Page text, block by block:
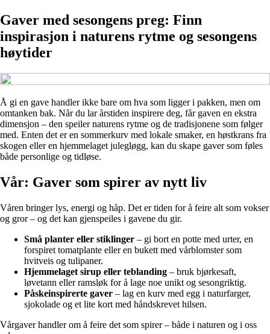
Gaver med sesongens preg: Finn
inspirasjon i naturens rytme og sesongens
høytider
Å gi en gave handler ikke bare om hva som ligger i pakken, men om
omtanken bak. Når du lar årstiden inspirere deg, får gaven en ekstra
dimensjon – den speiler naturens rytme og de tradisjonene som følger
med. Enten det er en sommerkurv med lokale smaker, en høstkrans fra
skogen eller en hjemmelaget julegløgg, kan du skape gaver som føles
både personlige og tidløse.
Vår: Gaver som spirer av nytt liv
Våren bringer lys, energi og håp. Det er tiden for å feire alt som vokser
og gror – og det kan gjenspeiles i gavene du gir.
Små planter eller stiklinger – gi bort en potte med urter, en
forspiret tomatplante eller en bukett med vårblomster som
hvitveis og tulipaner.
Hjemmelaget sirup eller teblanding – bruk bjørkesaft,
løvetann eller ramsløk for å lage noe unikt og sesongriktig.
Påskeinspirerte gaver – lag en kurv med egg i naturfarger,
sjokolade og et lite kort med håndskrevet hilsen.
Vårgaver handler om å feire det som spirer – både i naturen og i oss